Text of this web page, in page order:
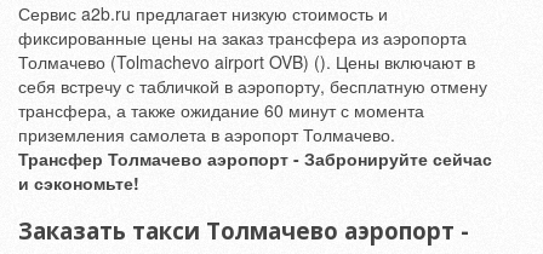
Сервис a2b.ru предлагает низкую стоимость и
фиксированные цены на заказ трансфера из аэропорта
Толмачево (Tolmachevo airport OVB) (). Цены включают в
себя встречу с табличкой в аэропорту, бесплатную отмену
трансфера, а также ожидание 60 минут с момента
приземления самолета в аэропорт Толмачево.
Трансфер Толмачево аэропорт - Забронируйте сейчас
и сэкономьте!
Заказать такси Толмачево аэропорт -